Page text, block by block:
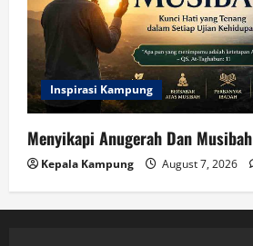
Inspirasi Kampung
Menyikapi Anugerah Dan Musibah
Kepala Kampung August 7, 2026